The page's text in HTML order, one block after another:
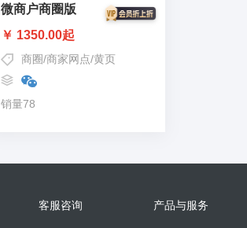
微商户商圈版
￥ 1350.00起
商圈/商家网点/黄页
销量78
客服咨询 产品与服务